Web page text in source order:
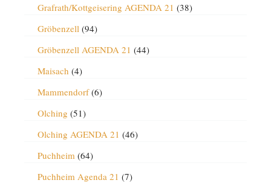
Grafrath/Kottgeisering AGENDA 21 (38)
Gröbenzell(94)
Gröbenzell AGENDA 21 (44)
Maisach (4)
Mammendorf(6)
Olching (51)
Olching AGENDA 21 (46)
Puchheim(64)
Puchheim Agenda 21 (7)